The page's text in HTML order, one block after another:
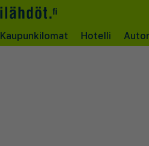
Kaupunkilomat Hotelli